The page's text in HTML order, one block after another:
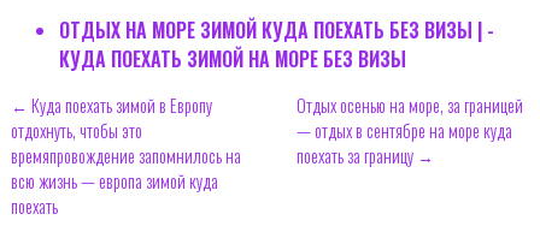
ОТДЫХ НА МОРЕ ЗИМОЙ КУДА ПОЕХАТЬ БЕЗ ВИЗЫ | -
КУДА ПОЕХАТЬ ЗИМОЙ НА МОРЕ БЕЗ ВИЗЫ
← Куда поехать зимой в Европу
отдохнуть, чтобы это
времяпровождение запомнилось на
всю жизнь — европа зимой куда
поехать
Отдых осенью на море, за границей
— отдых в сентябре на море куда
поехать за границу →